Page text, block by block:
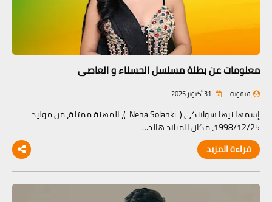
معلومات عن بطلة مسلسل الحسناء و العاصي
فنفونة
إسمها نيها سولانكي ( Neha Solanki )، المهنة ممثلة، من موليد
1998/12/25، مكان الميلاد هالد…
قراءة المزيد